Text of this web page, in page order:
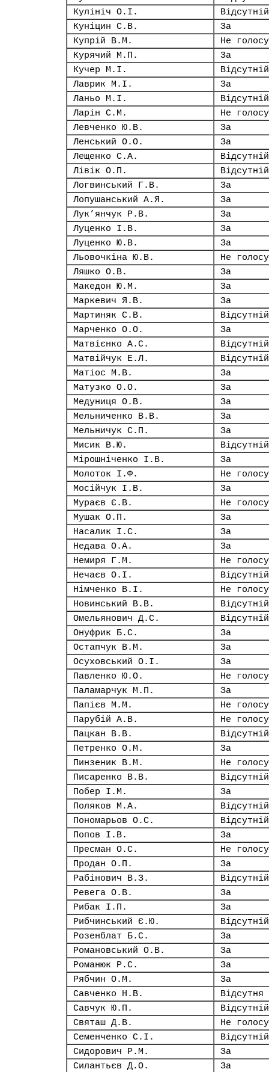
Кулініч О.І.
Відсутній
Куніцин С.В.
За
Купрій В.М.
Не
Курячий М.П.
За
Кучер М.І.
Відсутній
Лаврик М.І.
За
Ланьо М.І.
Відсутній
Ларін С.М.
Не
Левченко Ю.В.
За
Ленський О.О.
За
Лещенко С.А.
Відсутній
Лівік О.П.
Відсутній
Логвинський Г.В.
За
Лопушанський А.Я.
За
Лук’янчук Р.В.
За
Луценко І.В.
За
Луценко Ю.В.
За
Льовочкіна Ю.В.
Не
Ляшко О.В.
За
Македон Ю.М.
За
Маркевич Я.В.
За
Мартиняк С.В.
Відсутній
Марченко О.О.
За
Матвієнко А.С.
Відсутній
Матвійчук Е.Л.
Відсутній
Матіос М.В.
За
Матузко О.О.
За
Медуниця О.В.
За
Мельниченко В.В.
За
Мельничук С.П.
За
Мисик В.Ю.
Відсутній
Мірошніченко І.В.
За
Молоток І.Ф.
Не
Мосійчук І.В.
За
Мураєв Є.В.
Не
Мушак О.П.
За
Насалик І.С.
За
Недава О.А.
За
Немиря Г.М.
Не
Нечаєв О.І.
Відсутній
Німченко В.І.
Не
Новинський В.В.
Відсутній
Омельянович Д.С.
Відсутній
Онуфрик Б.С.
За
Остапчук В.М.
За
Осуховський О.І.
За
Павленко Ю.О.
Не
Паламарчук М.П.
За
Папієв М.М.
Не
Парубій А.В.
Не
Пацкан В.В.
Відсутній
Петренко О.М.
За
Пинзеник В.М.
Не
Писаренко В.В.
Відсутній
Побер І.М.
За
Поляков М.А.
Відсутній
Пономарьов О.С.
Відсутній
Попов І.В.
За
Пресман О.С.
Не
Продан О.П.
За
Рабінович В.З.
Відсутній
Ревега О.В.
За
Рибак І.П.
За
Рибчинський Є.Ю.
Відсутній
Розенблат Б.С.
За
Романовський О.В.
За
Романюк Р.С.
За
Рябчин О.М.
За
Савченко Н.В.
Відсутня
Савчук Ю.П.
Відсутній
Святаш Д.В.
Не
Семенченко С.І.
Відсутній
Сидорович Р.М.
За
Силантьєв Д.О.
За